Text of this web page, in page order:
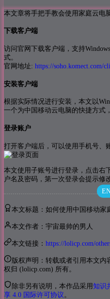
本文章将手把手教会使用家庭云电
下载客户端
访问官网下载客户端，支持
式。
官网地址: https://soho.komect.com/
安装客户端
根据实际情况进行安装，本文以
一个为中国移动云电脑的快捷方式
登录账户
打开客户端后，可以使用手机号、
本文使用子账号进行登录，点击右
户名及密码，第一次登录会提示修
本文标题：如何使用中国移动家
本文作者：宇宙最帅的男人
本文链接： https://lolicp.com/
版权声明：转载或者引用本文
权归 (lolicp.com) 所有。
除非另有说明，本作品采用知识
享 4.0 国际许可协议 。